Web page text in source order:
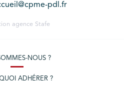
pdl.fr
agence Stafe
NOUS ?
ADHÉRER ?